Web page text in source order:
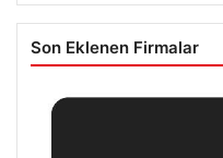
Son Eklenen Firmalar